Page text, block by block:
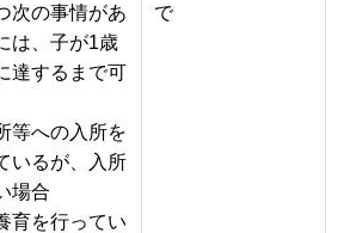
次の事情があ
は、子が1歳
達するまで可
等への入所を
いるが、入所
場合
育を行ってい
で